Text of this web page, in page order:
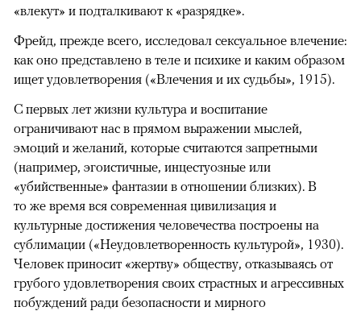
«влекут» и подталкивают к «разрядке».
Фрейд, прежде всего, исследовал сексуальное влечение:
как оно представлено в теле и психике и каким образом
ищет удовлетворения («Влечения и их судьбы», 1915).
С первых лет жизни культура и воспитание
ограничивают нас в прямом выражении мыслей,
эмоций и желаний, которые считаются запретными
(например, эгоистичные, инцестуозные или
«убийственные» фантазии в отношении близких). В
то же время вся современная цивилизация и
культурные достижения человечества построены на
сублимации («Неудовлетворенность культурой», 1930).
Человек приносит «жертву» обществу, отказываясь от
грубого удовлетворения своих страстных и агрессивных
побуждений ради безопасности и мирного